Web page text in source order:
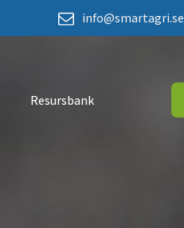
info@smartagri.se
Resursbank